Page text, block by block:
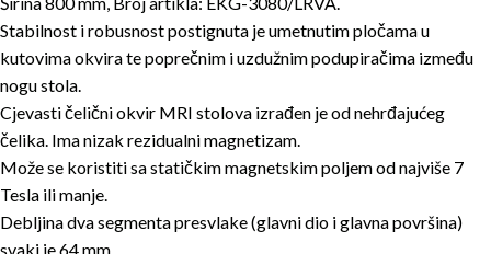
Stabilnost i robusnost postignuta je umetnutim pločama u
kutovima okvira te poprečnim i uzdužnim podupiračima između
nogu stola.
Cjevasti čelični okvir MRI stolova izrađen je od nehrđajućeg
čelika. Ima nizak rezidualni magnetizam.
Može se koristiti sa statičkim magnetskim poljem od najviše 7
Tesla ili manje.
Debljina dva segmenta presvlake (glavni dio i glavna površina)
svaki je 64 mm.